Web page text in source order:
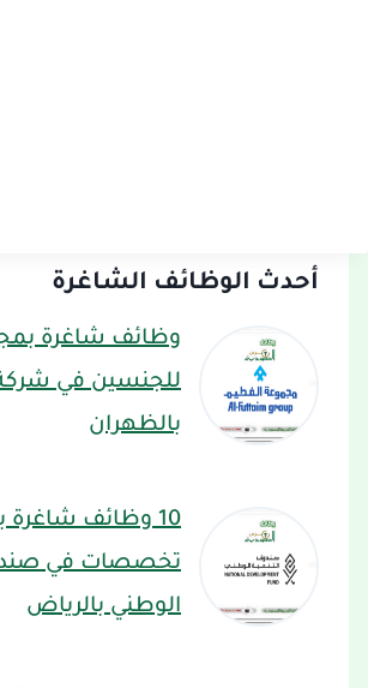
أحدث الوظائف الشاغرة
وظائف شاغرة
للجنسين في
بالظهران
10 وظائف شاغرة
تخصصات في
الوطني بالرياض